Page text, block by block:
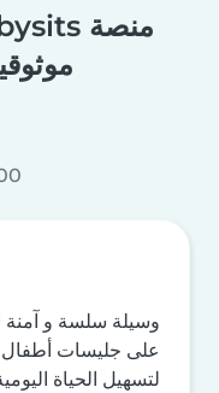
وسيلة سلسة و آمنة
على جليسات أطفال
لتسهيل الحياة